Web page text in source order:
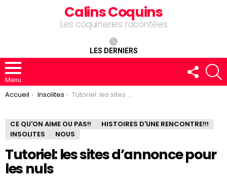
Calins Coquins
Les coquineries racontées
LES DERNIERS
Menu
FOLLOW
US
You are here:
Accueil Insolites Tutoriel: les sites d’annonce pour les nuls
CE QU'ON AIME OU PAS!!
HISTOIRES D'UNE RENCONTRE!!!
INSOLITES
NOUS
Tutoriel: les sites d’annonce pour
les nuls